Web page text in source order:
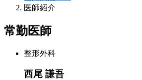
医師紹介
常勤医師
整形外科
西尾 謙吾